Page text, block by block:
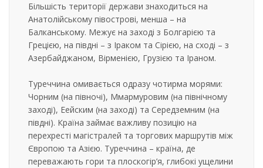
Більшість території держави знаходиться на
Анатолійському півострові, менша – на
Балканському. Межує на заході з Болгарією та
Грецією, на півдні – з Іраком та Сірією, на сході – з
Азербайджаном, Вірменією, Грузією та Іраном.
Туреччина омивається одразу чотирма морями:
Чорним (на півночі), Ммармуровим (на північному
заході), Еейским (на заході) та Середземним (на
півдні). Країна займає важливу позицію на
перехресті магістралей та торгових маршрутів між
Європою та Азією. Туреччина – країна, де
переважають гори та плоскогір’я, глибокі ущелини